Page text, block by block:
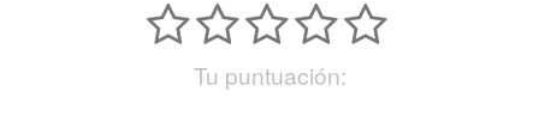
Tu puntuación: